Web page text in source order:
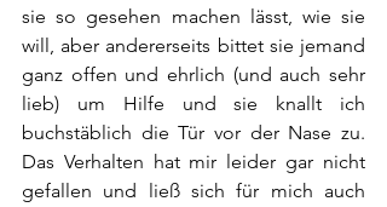
sie so gesehen machen lässt, wie sie
will, aber andererseits bittet sie jemand
ganz offen und ehrlich (und auch sehr
lieb) um Hilfe und sie knallt ich
buchstäblich die Tür vor der Nase zu.
Das Verhalten hat mir leider gar nicht
gefallen und ließ sich für mich auch